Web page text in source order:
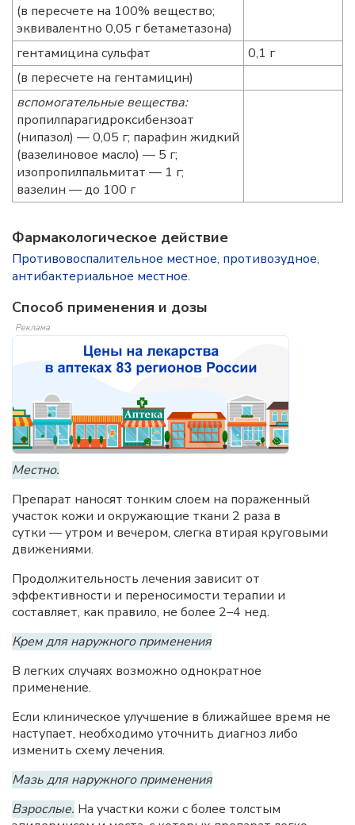
(в пересчете на 100% вещество;
эквивалентно 0,05 г бетаметазона)
гентамицина сульфат
0,1 г
(в пересчете на гентамицин)
вспомогательные вещества:
пропилпарагидроксибензоат
(нипазол) — 0,05 г; парафин жидкий
(вазелиновое масло) — 5 г;
изопропилпальмитат — 1 г;
вазелин — до 100 г
Фармакологическое действие
Противовоспалительное местное, противозудное,
антибактериальное местное.
Способ применения и дозы
Реклама
Местно.
Препарат наносят тонким слоем на пораженный
участок кожи и окружающие ткани 2 раза в
сутки — утром и вечером, слегка втирая круговыми
движениями.
Продолжительность лечения зависит от
эффективности и переносимости терапии и
составляет, как правило, не более 2–4 нед.
Крем для наружного применения
В легких случаях возможно однократное
применение.
Если клиническое улучшение в ближайшее время не
наступает, необходимо уточнить диагноз либо
изменить схему лечения.
Мазь для наружного применения
Взрослые. На участки кожи с более толстым